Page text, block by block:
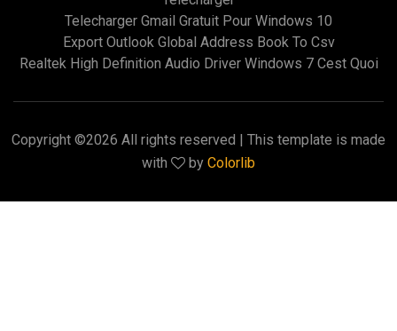
Telecharger Gmail Gratuit Pour Windows 10
Export Outlook Global Address Book To Csv
Realtek High Definition Audio Driver Windows 7 Cest Quoi
Copyright ©2026 All rights reserved | This template is made
with
by Colorlib